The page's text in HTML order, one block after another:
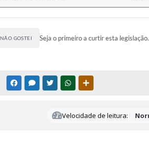
NÃO GOSTEI Seja o primeiro a curtir esta legislação.
FACEBOOKMESSENGER
TWITTERWHATSAPP
Velocidade de leitura: